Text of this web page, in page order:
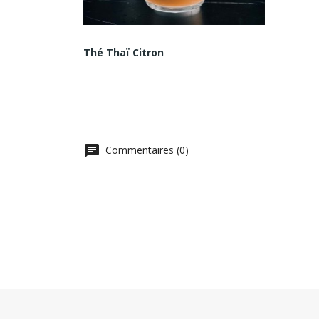
Thé Thaï Citron
Commentaires (0)